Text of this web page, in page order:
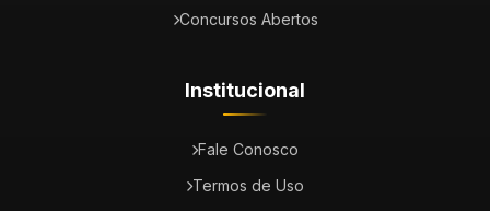
Concursos Abertos
Institucional
Fale Conosco
Termos de Uso